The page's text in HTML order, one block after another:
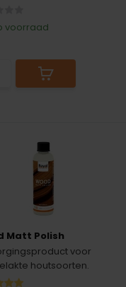
voorraad
Matt Polish
voor
houtsoorten.